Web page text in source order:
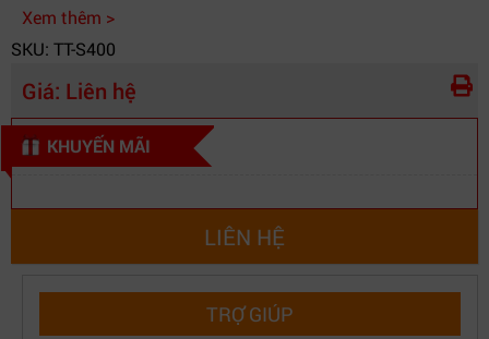
Xem thêm >
SKU: TT-S400
Giá: Liên hệ
KHUYẾN MÃI
LIÊN HỆ
TRỢ GIÚP